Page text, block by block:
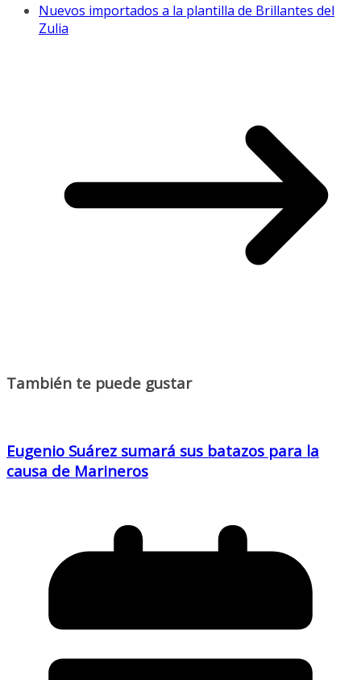
Nuevos importados a la plantilla de Brillantes del
Zulia
También te puede gustar
Eugenio Suárez sumará sus batazos para la
causa de Marineros